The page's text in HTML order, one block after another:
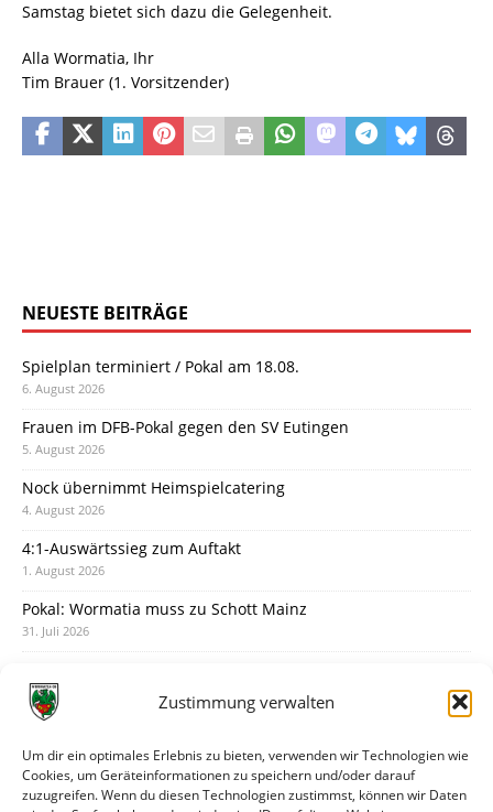
Zustimmung verwalten
Um dir ein optimales Erlebnis zu bieten, verwenden wir Technologien wie
Cookies, um Geräteinformationen zu speichern und/oder darauf
zuzugreifen. Wenn du diesen Technologien zustimmst, können wir Daten
Samstag bietet sich dazu die Gelegenheit.
Alla Wormatia, Ihr
Tim Brauer (1. Vorsitzender)
NEUESTE BEITRÄGE
Spielplan terminiert / Pokal am 18.08.
6. August 2026
Frauen im DFB-Pokal gegen den SV Eutingen
5. August 2026
Nock übernimmt Heimspielcatering
4. August 2026
4:1-Auswärtssieg zum Auftakt
1. August 2026
Pokal: Wormatia muss zu Schott Mainz
31. Juli 2026
30. Juli 2026
28. Juli 2026
Neuer Rückensponsor